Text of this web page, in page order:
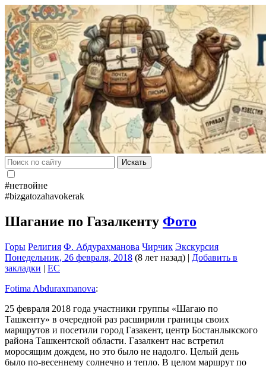
Искать
#нетвойне
#bizgatozahavokerak
Шагание по Газалкенту Фото
Горы Религия Ф. Абдурахманова Чирчик Экскурсия
Понедельник, 26 февраля, 2018 (8 лет назад) | Добавить в
закладки | EC
Fotima Abduraxmanova:
25 февраля 2018 года участники группы «Шагаю по
Ташкенту» в очередной раз расширили границы своих
маршрутов и посетили город Газакент, центр Бостанлыкского
района Ташкентской области. Газалкент нас встретил
моросящим дождем, но это было не надолго. Целый день
было по-весеннему солнечно и тепло. В целом маршрут по